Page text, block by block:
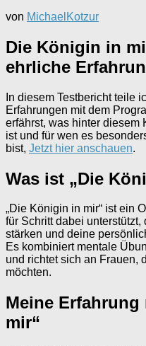
von MichaelKotzur
Die Königin in
ehrliche
In diesem Testbericht teile
Erfahrungen mit dem
erfährst, was hinter diesem
ist und für wen es
bist, Jetzt hier anschauen.
Was ist „Die
„Die Königin in mir“ ist ein
für Schritt dabei
stärken und deine
Es kombiniert mentale
und richtet sich an Frauen,
möchten.
Meine
mir“